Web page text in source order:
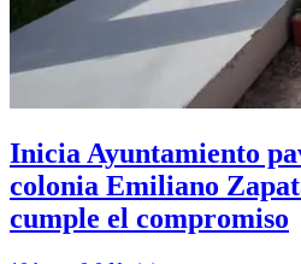
Inicia Ayuntamiento
colonia Emiliano
cumple el compromiso